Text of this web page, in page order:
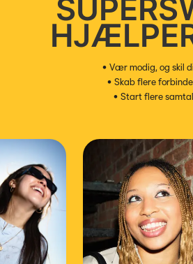
• Vær modig, og skil
• Skab flere
• Start flere